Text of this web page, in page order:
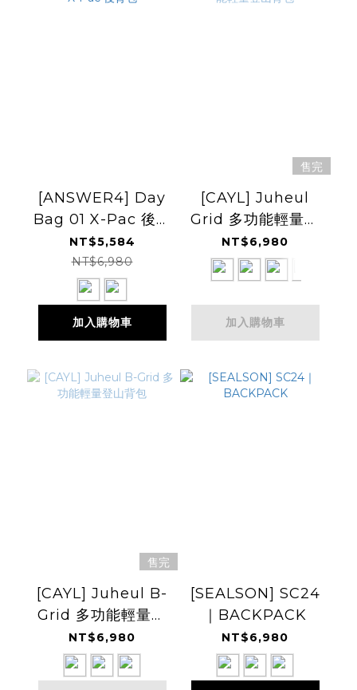
[ANSWER4] Day
Bag 01 X-Pac 後背
包
NT$5,584
NT$6,980
加入購物車
售完
[CAYL] Juheul
Grid 多功能輕量登
山背包
NT$6,980
加入購物車
售完
[CAYL] Juheul B-
Grid 多功能輕量登
山背包
NT$6,980
[SEALSON] SC24
｜BACKPACK
NT$6,980